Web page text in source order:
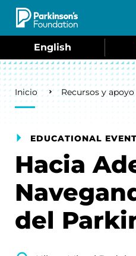
Skip to main content
English
Breadcrumb
Inicio Recursos y apoyo
EDUCATIONAL
Hacia
del